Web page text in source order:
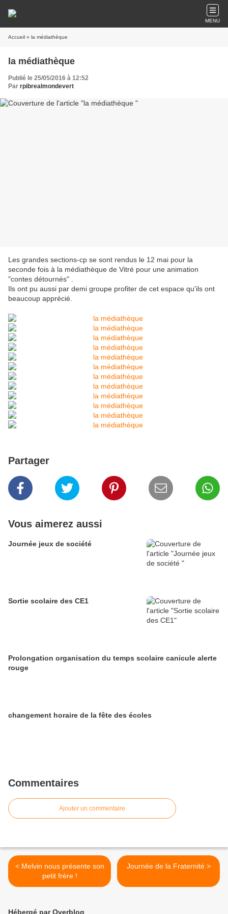
MENU
Accueil » la médiathèque
la médiathèque
Publié le 25/05/2016 à 12:52
Par rpibrealmondevert
Les grandes sections-cp se sont rendus le 12 mai pour la
seconde fois à la médiathèque de Vitré pour une animation
"contes détournés" .
Ils ont pu aussi par demi groupe profiter de cet espace qu'ils ont
beaucoup apprécié.
Partager
Vous aimerez aussi
Journée jeux de société
Sortie scolaire des CE1
Prolongation organisation du temps scolaire canicule alerte
rouge
changement horaire de la fête des écoles
Commentaires
Ajouter un commentaire
< Melvin nous présente son
petit frère !
Journée de la Fraternité >
Hébergé par Overblog